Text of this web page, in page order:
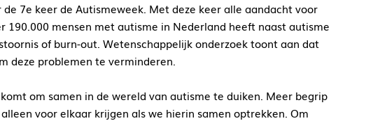
7e keer de Autismeweek. Met deze keer alle aandacht voor
190.000 mensen met autisme in Nederland heeft naast autisme
of burn-out. Wetenschappelijk onderzoek toont aan dat
deze problemen te verminderen.
om samen in de wereld van autisme te duiken. Meer begrip
voor elkaar krijgen als we hierin samen optrekken. Om